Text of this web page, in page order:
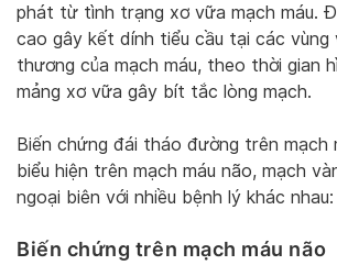
phát từ tình trạng xơ vữa mạch máu.
cao gây kết dính tiểu cầu tại các vùng
thương của mạch máu, theo thời gian
mảng xơ vữa gây bít tắc lòng mạch.
Biến chứng đái tháo đường trên mạch
biểu hiện trên mạch máu não, mạch
ngoại biên với nhiều bệnh lý khác nhau:
Biến chứng trên mạch máu não